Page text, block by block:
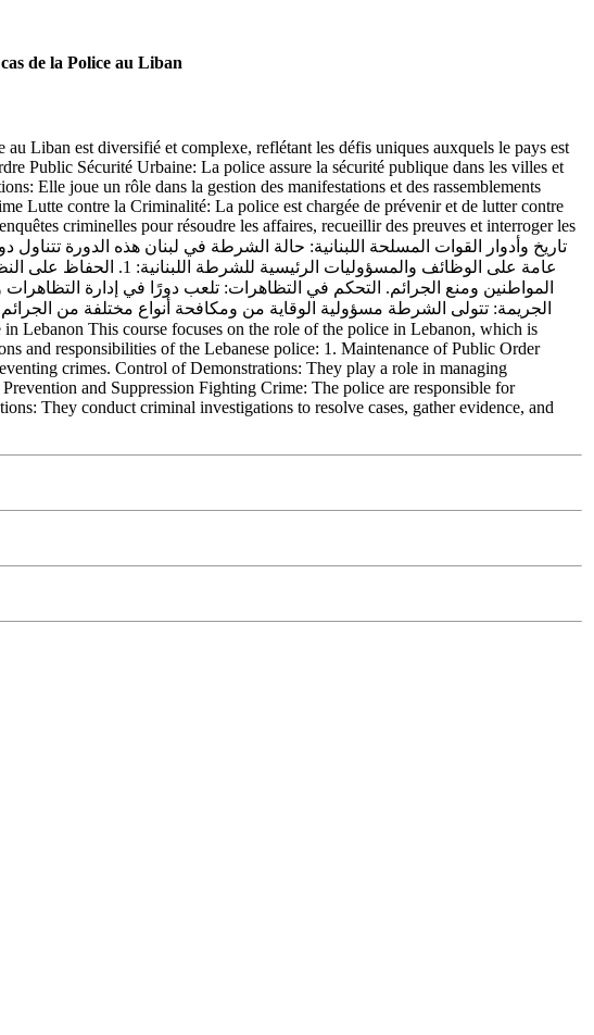
de la Police au Liban
Liban est diversifié et complexe, reflétant les défis uniques auxquels le pays est
Public Sécurité Urbaine: La police assure la sécurité publique dans les villes et
Elle joue un rôle dans la gestion des manifestations et des rassemblements
Lutte contre la Criminalité: La police est chargée de prévenir et de lutter contre
criminelles pour résoudre les affaires, recueillir des preuves et interroger les
عامة على الوظائف
الجريمة: تتولى الشرطة مسؤولية الوقاية من ومكافحة أنواع مختلفة من
and responsibilities of the Lebanese police: 1. Maintenance of Public Order
crimes. Control of Demonstrations: They play a role in managing
and Suppression Fighting Crime: The police are responsible for
They conduct criminal investigations to resolve cases, gather evidence, and